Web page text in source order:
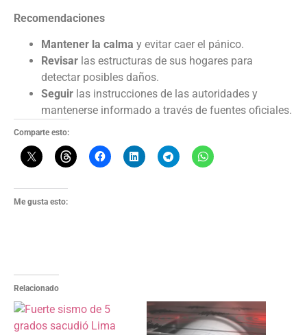
Recomendaciones
Mantener la calma y evitar caer el pánico.
Revisar las estructuras de sus hogares para
detectar posibles daños.
Seguir las instrucciones de las autoridades y
mantenerse informado a través de fuentes oficiales.
Comparte esto:
Me gusta esto:
Relacionado